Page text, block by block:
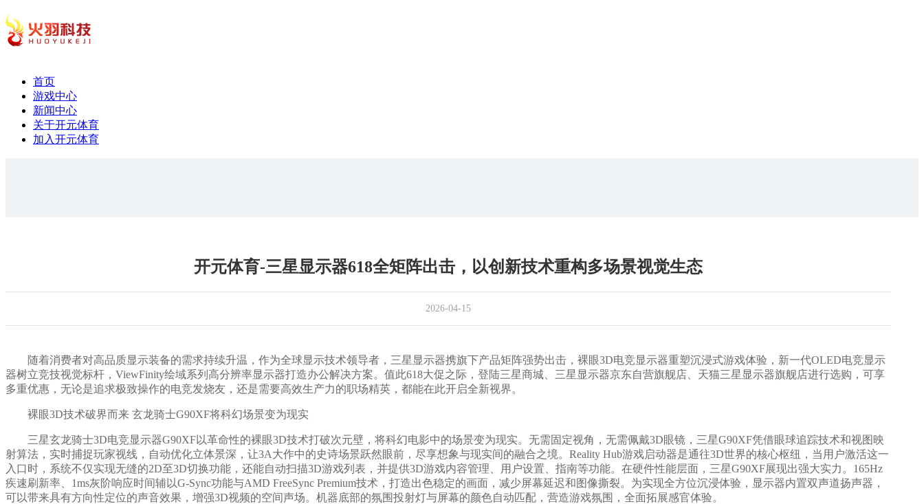
首页
游戏中心
新闻中心
关于开元体育
加入开元体育
开元体育-三星显示器618全矩阵出击，以创新技术重构多场景视觉生态
2026-04-15
随着消费者对高品质显示装备的需求持续升温，作为全球显示技术领导者，三星显示器携旗下产品矩阵强势出击，裸眼3D电竞显示器重塑沉浸式游戏体验，新一代OLED电竞显示
器树立竞技视觉标杆，ViewFinity绘域系列高分辨率显示器打造办公解决方案。值此618大促之际，登陆‌三星商城、三星显示器京东自营旗舰店、天猫三星显示器旗舰店进行选购，可享
多重优惠，无论是追求极致操作的电竞发烧友，还是需要高效生产力的职场精英，都能在此开启全新视界。
裸眼3D技术破界而来 玄龙骑士G90XF将科幻场景变为现实
三星玄龙骑士3D电竞显示器G90XF以革命性的裸眼3D技术打破次元壁，将科幻电影中的场景变为现实。无需固定视角，无需佩戴3D眼镜，三星G90XF凭借眼球追踪技术和视图映
射算法，实时捕捉玩家视线，自动优化立体景深，让3A大作中的史诗场景跃然眼前，尽享想象与现实间的融合之境。Reality Hub游戏启动器是通往3D世界的核心枢纽，当用户激活这一
入口时，系统不仅实现无缝的2D至3D切换功能，还能自动扫描3D游戏列表，并提供3D游戏内容管理、用户设置、指南等功能。在硬件性能层面，三星G90XF展现出强大实力。165Hz
疾速刷新率、1ms灰阶响应时间辅以G-Sync功能与AMD FreeSync Premium技术，打造出色稳定的画面，减少屏幕延迟和图像撕裂。为实现全方位沉浸体验，显示器内置双声道扬声器，
可以带来具有方向性定位的声音效果，增强3D视频的空间声场。机器底部的氛围投射灯与屏幕的颜色自动匹配，营造游戏氛围，全面拓展感官体验。